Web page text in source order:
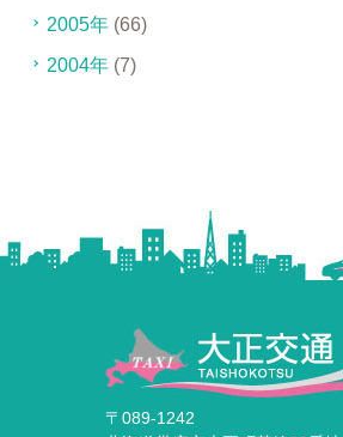
2005年(66)
2004年(7)
〒089-1242